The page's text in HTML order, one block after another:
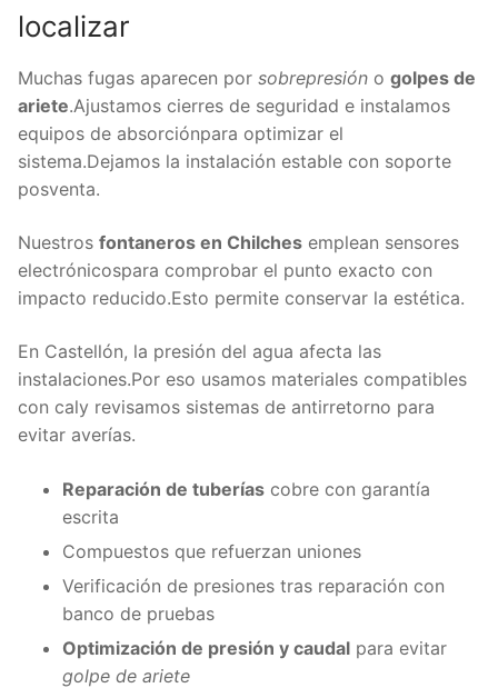
localizar
Muchas fugas aparecen por sobrepresión o golpes de
ariete.Ajustamos cierres de seguridad e instalamos
equipos de absorciónpara optimizar el
sistema.Dejamos la instalación estable con soporte
posventa.
Nuestros fontaneros en Chilches emplean sensores
electrónicospara comprobar el punto exacto con
impacto reducido.Esto permite conservar la estética.
En Castellón, la presión del agua afecta las
instalaciones.Por eso usamos materiales compatibles
con caly revisamos sistemas de antirretorno para
evitar averías.
Reparación de tuberías cobre con garantía
escrita
Compuestos que refuerzan uniones
Verificación de presiones tras reparación con
banco de pruebas
Optimización de presión y caudal para evitar
golpe de ariete